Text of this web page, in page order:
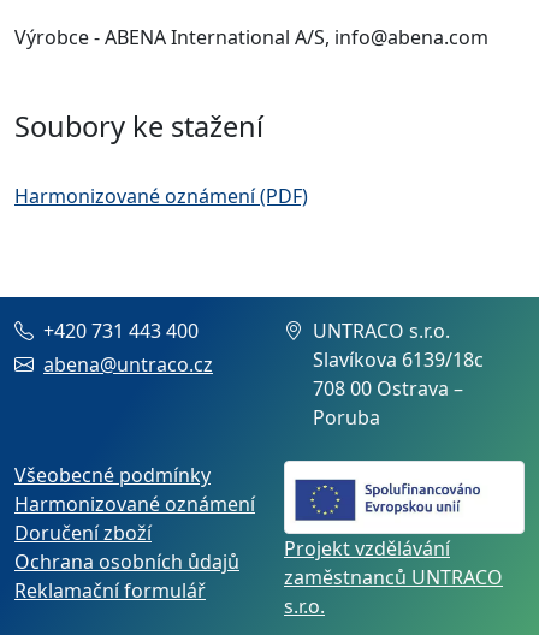
Výrobce - ABENA International A/S, info@abena.com
Soubory ke stažení
Harmonizované oznámení (PDF)
+420 731 443 400
abena@untraco.cz
UNTRACO s.r.o.
Slavíkova 6139/18c
708 00 Ostrava –
Poruba
Všeobecné podmínky
Harmonizované oznámení
Doručení zboží
Ochrana osobních ůdajů
Reklamační formulář
Projekt vzdělávání
zaměstnanců UNTRACO
s.r.o.